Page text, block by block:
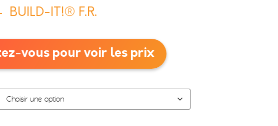
BUILD-IT!® F.R.
vous pour voir les prix